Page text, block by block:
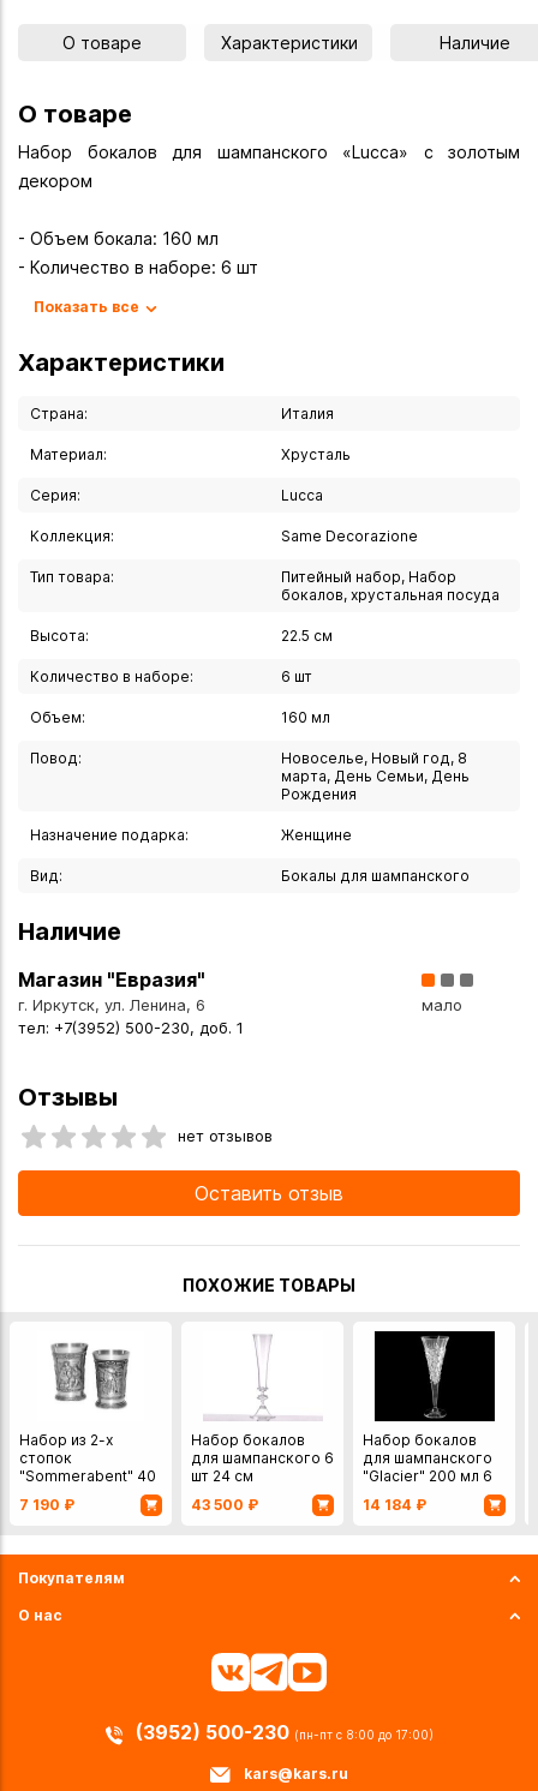
О товаре Характеристики Наличие
О товаре
Набор бокалов для шампанского «Lucca» с золотым
декором
- Объем бокала: 160 мл
- Количество в наборе: 6 шт
- Производитель: Same Decorazione (Италия)
- Серия: Lucca
- Декор: ручная роспись 24-каратным золотом
Изысканный набор бокалов «Lucca» из хрусталя с 24% PbO
— воплощение аристократической элегантности. Ручная
создают неповторимый образ каждого бокала.
Абсолютная прозрачность, плавные линии и роскошный
декор идеально подходят для подачи шампанского и
торжестве.
Вы можете купить Набор бокалов для шампанского
"Lucca" золото 160 мл 6 шт Италия Same Decorazione
хрусталь в указанных ниже магазинах в Иркутске и в
компанией по всей России.
Показать все
Характеристики
Страна: Италия
Материал: Хрусталь
Серия: Lucca
Коллекция: Same Decorazione
Тип товара:
Питейный набор, Набор
бокалов, хрустальная посуда
Высота: 22.5 см
Количество в наборе: 6 шт
Объем: 160 мл
Повод:
Новоселье, Новый год, 8
марта, День Семьи, День
Рождения
Назначение подарка: Женщине
Вид: Бокалы для шампанского
Наличие
Магазин "Евразия"
г. Иркутск, ул. Ленина, 6
тел: +7(3952) 500-230, доб. 1
мало
Отзывы
нет отзывов
Оставить отзыв
ПОХОЖИЕ ТОВАРЫ
Набор из 2-х
стопок
"Sommerabent" 40
Германия, олово
7 190 ₽
Набор бокалов
для шампанского 6
шт 24 см
43 500 ₽
Набор бокалов
для шампанского
"Glacier" 200 мл 6
шт Crystal Bohemia
Чехия
14 184 ₽
Покупателям
О нас
(3952) 500-230 (пн-пт с 8:00 до 17:00)
kars@kars.ru